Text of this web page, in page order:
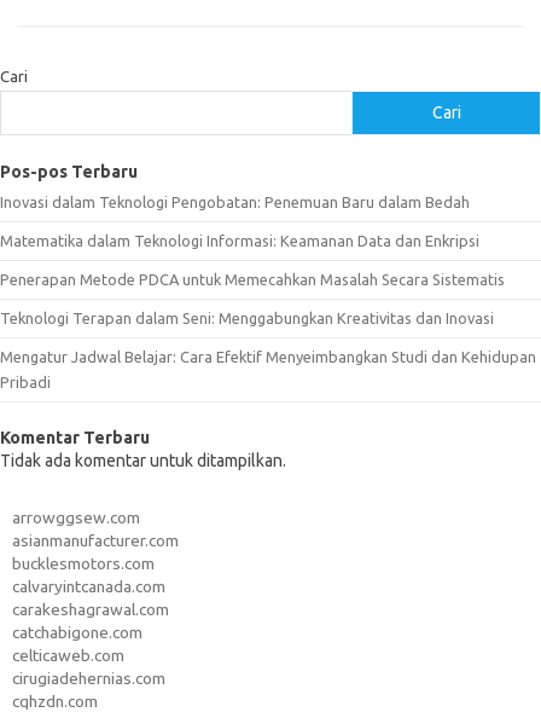
Cari
Cari
Pos-pos Terbaru
Inovasi dalam Teknologi Pengobatan: Penemuan Baru dalam Bedah
Matematika dalam Teknologi Informasi: Keamanan Data dan Enkripsi
Penerapan Metode PDCA untuk Memecahkan Masalah Secara Sistematis
Teknologi Terapan dalam Seni: Menggabungkan Kreativitas dan Inovasi
Mengatur Jadwal Belajar: Cara Efektif Menyeimbangkan Studi dan Kehidupan
Pribadi
Komentar Terbaru
Tidak ada komentar untuk ditampilkan.
arrowggsew.com
asianmanufacturer.com
bucklesmotors.com
calvaryintcanada.com
carakeshagrawal.com
catchabigone.com
celticaweb.com
cirugiadehernias.com
cqhzdn.com